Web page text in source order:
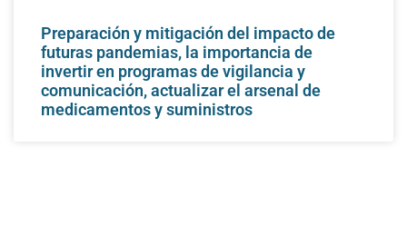
Preparación y mitigación del impacto de
futuras pandemias, la importancia de
invertir en programas de vigilancia y
comunicación, actualizar el arsenal de
medicamentos y suministros